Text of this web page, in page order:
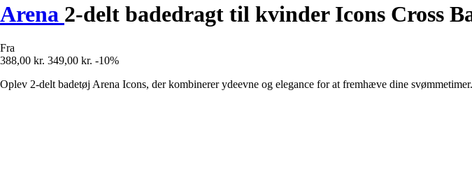
Arena 2-delt badedragt til kvinder Icons Cross
Fra
388,00 kr. 349,00 kr. -10%
Oplev 2-delt badetøj Arena Icons, der kombinerer ydeevne og elegance for at fremhæve dine svømmetimer.